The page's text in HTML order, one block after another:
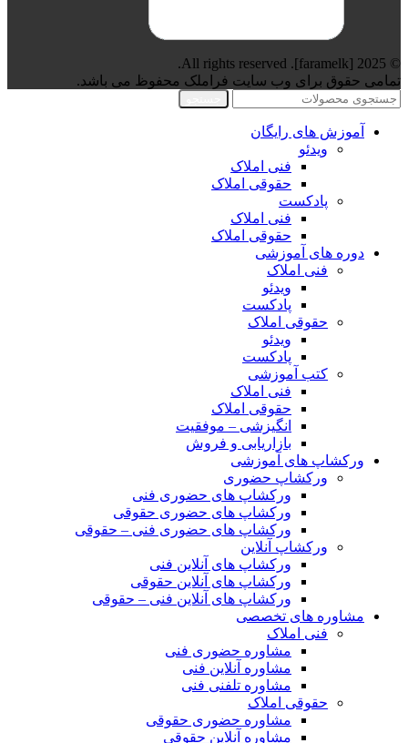
© 2025 [faramelk]. All rights reserved.
تمامی حقوق برای وب سایت فراملک محفوظ می باشد.
آموزش های رایگان
ویدئو
فنی املاک
حقوقی املاک
پادکست
فنی املاک
حقوقی املاک
دوره های آموزشی
فنی املاک
ویدئو
پادکست
حقوقی املاک
ویدئو
پادکست
کتب آموزشی
فنی املاک
حقوقی املاک
انگیزشی – موفقیت
بازاریابی و فروش
ورکشاپ های آموزشی
ورکشاپ حضوری
ورکشاپ های حضوری فنی
ورکشاپ های حضوری حقوقی
ورکشاپ های حضوری فنی – حقوقی
ورکشاپ آنلاین
ورکشاپ های آنلاین فنی
ورکشاپ های آنلاین حقوقی
ورکشاپ های آنلاین فنی – حقوقی
مشاوره های تخصصی
فنی املاک
مشاوره حضوری فنی
مشاوره آنلاین فنی
مشاوره تلفنی فنی
حقوقی املاک
مشاوره حضوری حقوقی
مشاوره آنلاین حقوقی